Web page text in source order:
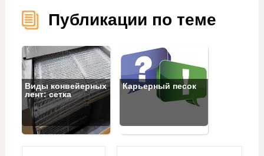
Публикации по теме
Виды конвейерных
лент: сетка
Карьерный песок